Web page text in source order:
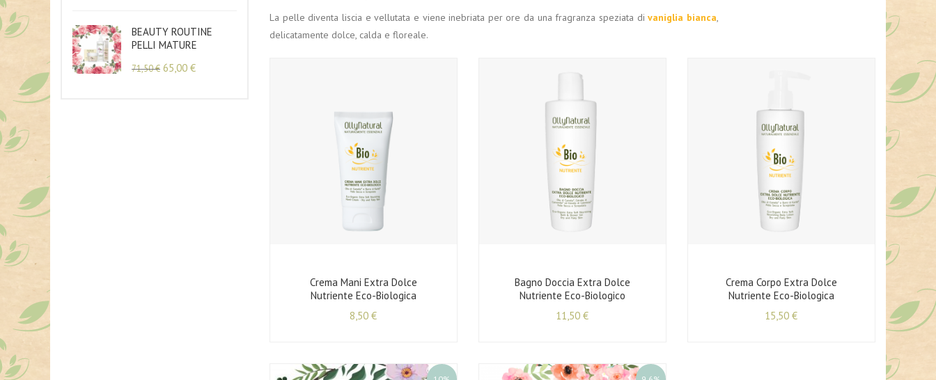
BEAUTY ROUTINE
PELLI MATURE
71,50€ 65,00 €
La pelle diventa liscia e vellutata e viene inebriata per ore da una fragranza speziata divaniglia bianca
delicatamente dolce, calda e floreale.
Crema Mani Extra Dolce
Nutriente Eco-Biologica
8,50€
Bagno Doccia Extra Dolce
Nutriente Eco-Biologico
11,50€
Crema Corpo Extra Dolce
Nutriente Eco-Biologica
15,50€